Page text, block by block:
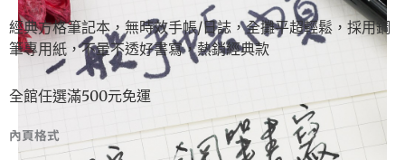
經典方格筆記本，無時效手帳/日誌，全攤平超輕鬆，採用鋼
筆專用紙，不暈不透好書寫，熱銷經典款
全館任選滿500元免運
內頁格式